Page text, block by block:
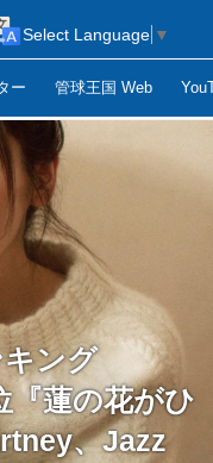
ー 管球王国 Web
Select Language ▼
ング
『蓮の花がひ
、Jazz